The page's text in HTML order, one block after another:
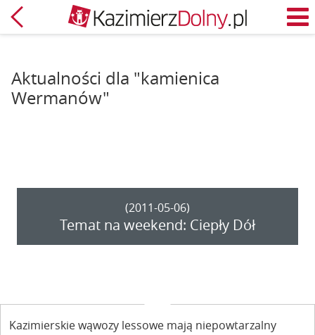
Powrót
Aktualności dla "kamienica
Wermanów"
(2011-05-06)
Temat na weekend: Ciepły Dół
Kazimierskie wąwozy lessowe mają niepowtarzalny